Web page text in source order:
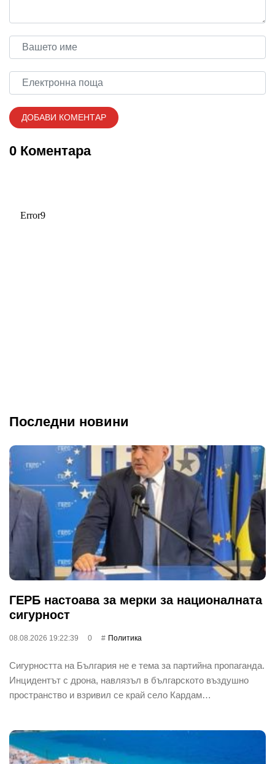
0 Коментара
Последни новини
ГЕРБ настоава за мерки за националната
сигурност
08.08.2026 19:22:39 0 Политика
Сигурността на България не е тема за партийна пропаганда.
Инцидентът с дрона, навлязъл в българското въздушно
пространство и взривил се край село Кардам…